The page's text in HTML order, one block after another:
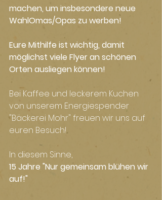
machen, um insbesondere neue
WahlOmas/Opas zu werben!
Eure Mithilfe ist wichtig, damit
möglichst viele Flyer an schönen
Orten ausliegen können!
Bei Kaffee und leckerem Kuchen
von unserem Energiespender
"Bäckerei Mohr" freuen wir uns auf
euren Besuch!
In diesem Sinne,
15 Jahre "Nur gemeinsam blühen wir
auf!"